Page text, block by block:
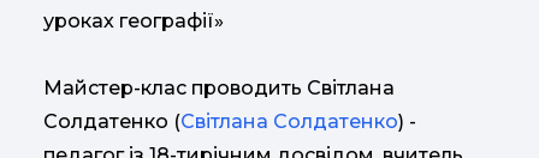
уроках географії»
Майстер-клас проводить Світлана
Солдатенко (Світлана Солдатенко) -